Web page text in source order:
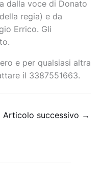
dalla voce di Donato
regia) e da
Errico. Gli
e per qualsiasi altra
il 3387551663.
Articolo successivo →